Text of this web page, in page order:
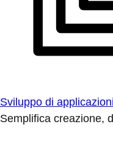
Sviluppo di applicazioni
Semplifica creazione,